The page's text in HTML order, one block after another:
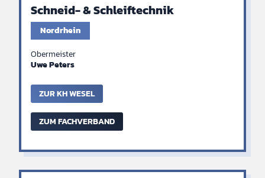
Schneid- & Schleiftechnik
Nordrhein
Obermeister
Uwe Peters
ZUR KH WESEL
ZUM FACHVERBAND